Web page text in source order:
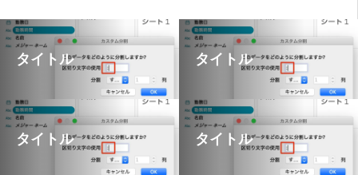
タイトル タイトル
タイトル タイトル